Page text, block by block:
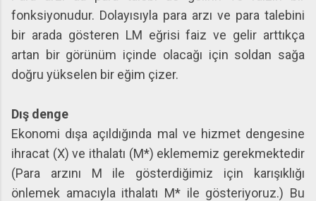
fonksiyonudur. Dolayısıyla para arzı ve para talebini
bir arada gösteren LM eğrisi faiz ve gelir arttıkça
artan bir görünüm içinde olacağı için soldan sağa
doğru yükselen bir eğim çizer.
Dış denge
Ekonomi dışa açıldığında mal ve hizmet dengesine
ihracat (X) ve ithalatı (M*) eklememiz gerekmektedir
(Para arzını M ile gösterdiğimiz için karışıklığı
önlemek amacıyla ithalatı M* ile gösteriyoruz.) Bu